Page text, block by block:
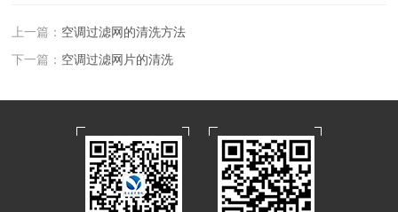
上一篇： 空调过滤网的清洗方法
下一篇： 空调过滤网片的清洗